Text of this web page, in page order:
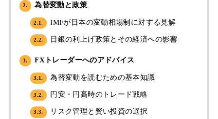
2. 為替変動と政策
2.1. IMFが日本の変動相場制に対する見解
2.2. 日銀の利上げ政策とその経済への影響
3. FXトレーダーへのアドバイス
3.1. 為替変動を読むための基本知識
3.2. 円安・円高時のトレード戦略
3.3. リスク管理と賢い投資の選択